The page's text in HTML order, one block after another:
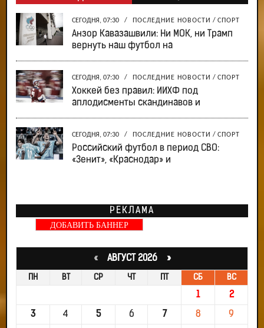
СЕГОДНЯ, 07:30 / ПОСЛЕДНИЕ НОВОСТИ / СПОРТ
Анзор Кавазашвили: Ни МОК, ни Трамп
вернуть наш футбол на
СЕГОДНЯ, 07:30 / ПОСЛЕДНИЕ НОВОСТИ / СПОРТ
Хоккей без правил: ИИХФ под
аплодисменты скандинавов и
СЕГОДНЯ, 07:30 / ПОСЛЕДНИЕ НОВОСТИ / СПОРТ
Российский футбол в период СВО:
«Зенит», «Краснодар» и
РЕКЛАМА
ДОБАВИТЬ БАННЕР
«АВГУСТ 2026 »
ПН ВТ СР ЧТ СБ ВС
1 2
3 4 5 6 7 8 9